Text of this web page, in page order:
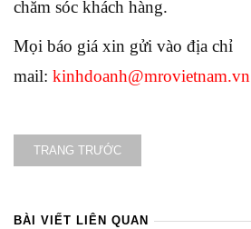
chăm sóc khách hàng.
Mọi báo giá xin gửi vào địa chỉ
mail: kinhdoanh@mrovietnam.vn
TRANG TRƯỚC
BÀI VIẾT LIÊN QUAN